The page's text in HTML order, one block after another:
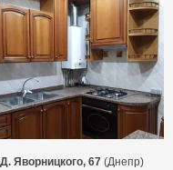
Яворницкого, 67 (Днепр)